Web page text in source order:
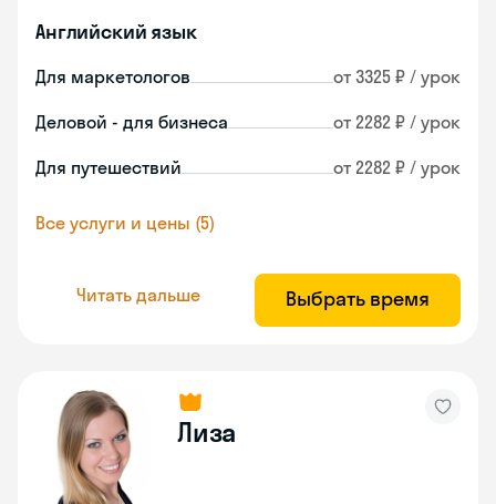
Английский язык
Для маркетологов от 3325 ₽ / урок
Деловой - для бизнеса от 2282 ₽ / урок
Для путешествий от 2282 ₽ / урок
Все услуги и цены (5)
Читать дальше Выбрать время
Лиза